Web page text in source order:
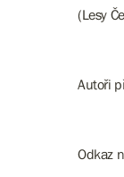
(Lesy
Autoři
Odkaz